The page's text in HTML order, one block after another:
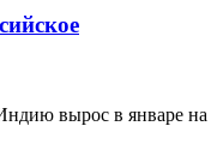
вырос в январе на